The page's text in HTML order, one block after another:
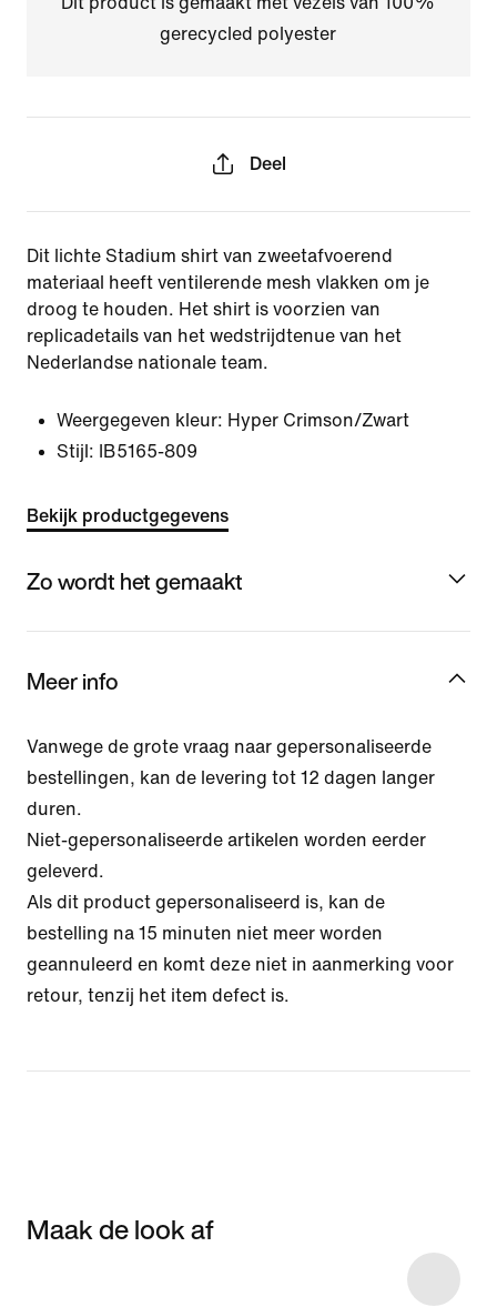
gerecycled polyester
Deel
Dit lichte Stadium shirt van zweetafvoerend
materiaal heeft ventilerende mesh vlakken om je
droog te houden. Het shirt is voorzien van
replicadetails van het wedstrijdtenue van het
Nederlandse nationale team.
Weergegeven kleur: Hyper Crimson/Zwart
Stijl:
IB5165-809
Bekijk productgegevens
Zo wordt het gemaakt
Meer info
Vanwege de grote vraag naar gepersonaliseerde
bestellingen, kan de levering tot 12 dagen langer
duren.
Niet-gepersonaliseerde artikelen worden eerder
geleverd.
Als dit product gepersonaliseerd is, kan de
bestelling na 15 minuten niet meer worden
geannuleerd en komt deze niet in aanmerking voor
retour, tenzij het item defect is.
Maak de look af